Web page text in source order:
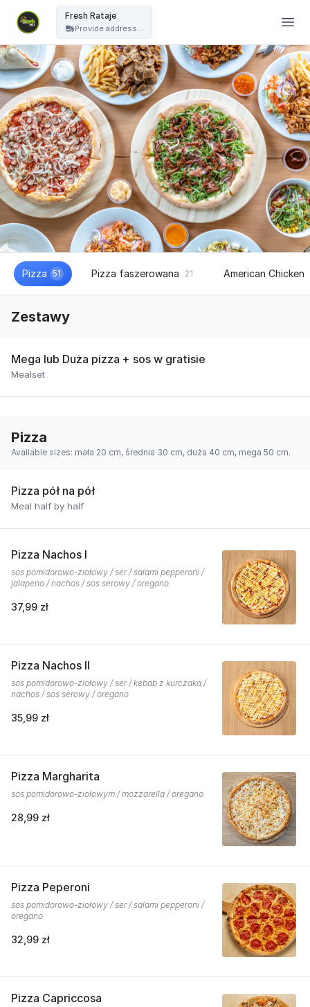
Fresh Rataje
Provide address...
Pizza 51 Pizza faszerowana 21 American Chicken
Zestawy
Mega lub Duża pizza + sos w gratisie
Mealset
Pizza
Available sizes: mała 20 cm, średnia 30 cm, duża 40 cm, mega 50 cm.
Pizza pół na pół
Meal half by half
Pizza Nachos I
sos pomidorowo-ziołowy / ser / salami pepperoni /
jalapeno / nachos / sos serowy / oregano
37,99 zł
Pizza Nachos II
sos pomidorowo-ziołowy / ser / kebab z kurczaka /
nachos / sos serowy / oregano
35,99 zł
Pizza Margharita
sos pomidorowo-ziołowym / mozzarella / oregano
28,99 zł
Pizza Peperoni
sos pomidorowo-ziołowy / ser / salami pepperoni /
oregano
32,99 zł
Pizza Capriccosa